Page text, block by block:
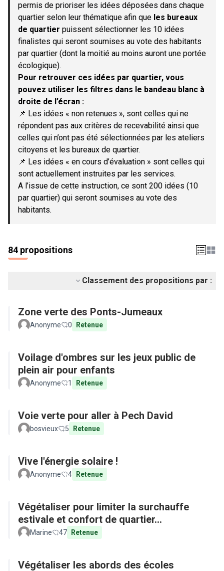
permis de prioriser les idées déposées dans chaque
quartier selon leur thématique afin que les bureaux
de quartier puissent sélectionner les 10 idées
finalistes qui seront soumises au vote des habitants
par quartier (dont la moitié au moins auront une portée
écologique).
Pour retrouver ces idées par quartier, vous
pouvez utiliser les filtres dans le bandeau blanc à
droite de l’écran :
📌 Les idées « non retenues », sont celles qui ne
répondent pas aux critères de recevabilité ainsi que
celles qui n’ont pas été sélectionnées par les ateliers
citoyens et les bureaux de quartier.
📌 Les idées « en cours d’évaluation » sont celles qui
sont actuellement instruites par les services.
A l’issue de cette instruction, ce sont 200 idées (10
par quartier) qui seront soumises au vote des
habitants.
84 propositions
Classement des propositions par :
Zone verte des Ponts-Jumeaux
Anonyme 0 Retenue
Voilage d'ombres sur les jeux public de
plein air pour enfants
Anonyme 1 Retenue
Voie verte pour aller à Pech David
bosvieux 5 Retenue
Vive l'énergie solaire !
Anonyme 4 Retenue
Végétaliser pour limiter la surchauffe
estivale et confort de quartier...
Marine 47 Retenue
Végétaliser les abords des écoles